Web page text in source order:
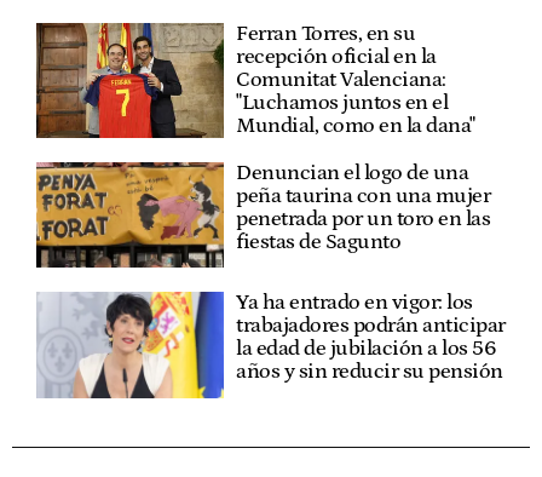
Ferran Torres, en su
recepción oficial en la
Comunitat Valenciana:
"Luchamos juntos en el
Mundial, como en la dana"
Denuncian el logo de una
peña taurina con una mujer
penetrada por un toro en las
fiestas de Sagunto
Ya ha entrado en vigor: los
trabajadores podrán anticipar
la edad de jubilación a los 56
años y sin reducir su pensión